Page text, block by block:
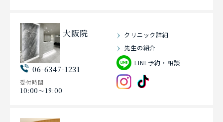
大阪院
06-6347-1231
受付時間
10:00〜19:00
クリニック詳細
先生の紹介
LINE予約・相談